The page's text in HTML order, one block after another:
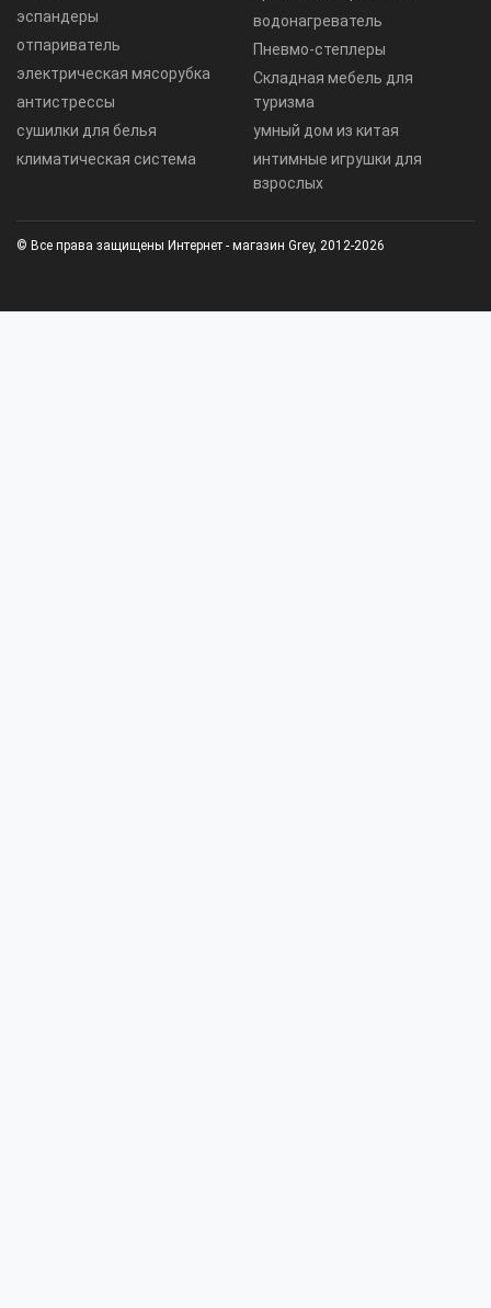
эспандеры
отпариватель
электрическая мясорубка
антистрессы
сушилки для белья
климатическая система
водонагреватель
Пневмо-степлеры
Складная мебель для
туризма
умный дом из китая
интимные игрушки для
взрослых
© Все права защищены Интернет - магазин Grey, 2012-2026